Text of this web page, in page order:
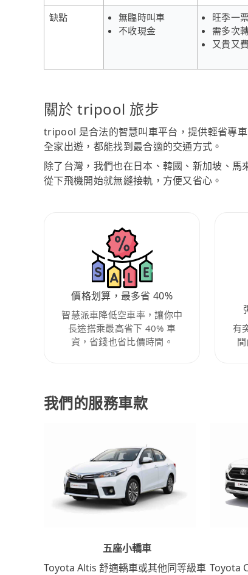
缺點
無臨時叫車
不收現金
旺季一
需多次
又貴又
關於 tripool 旅步
tripool 是合法的智慧叫車平台，提供輕省專
全家出遊，都能找到最合適的交通方式。
除了台灣，我們也在日本、韓國、新加坡、
從下飛機開始就無縫接軌，方便又省心。
價格划算，最多省 40%
智慧派車降低空車率，讓你中
長途搭乘最高省下 40% 車
資，省錢也省比價時間。
有
我們的服務車款
五座小轎車
Toyota Altis 舒適轎車或其他同等級車 Toyota